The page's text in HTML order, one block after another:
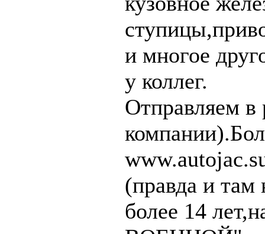
и многое
у коллег.
Отправляем в
(правда и там
более 14